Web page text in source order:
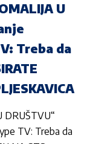
U
Treba da
DRUŠTVU“
TV: Treba da